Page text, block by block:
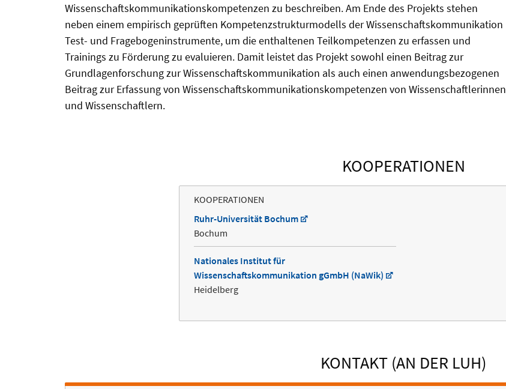
Wissenschaftskommunikationskompetenzen zu beschreiben. Am Ende des Projekts stehen
neben einem empirisch geprüften Kompetenzstrukturmodells der Wissenschaftskommunikation
Test- und Fragebogeninstrumente, um die enthaltenen Teilkompetenzen zu erfassen und
Trainings zu Förderung zu evaluieren. Damit leistet das Projekt sowohl einen Beitrag zur
Grundlagenforschung zur Wissenschaftskommunikation als auch einen anwendungsbezogenen
Beitrag zur Erfassung von Wissenschaftskommunikationskompetenzen von Wissenschaftlerinnen
und Wissenschaftlern.
KOOPERATIONEN
KOOPERATIONEN
Ruhr-Universität Bochum
Bochum
Nationales Institut für
Wissenschaftskommunikation gGmbH (NaWik)
Heidelberg
KONTAKT (AN DER LUH)